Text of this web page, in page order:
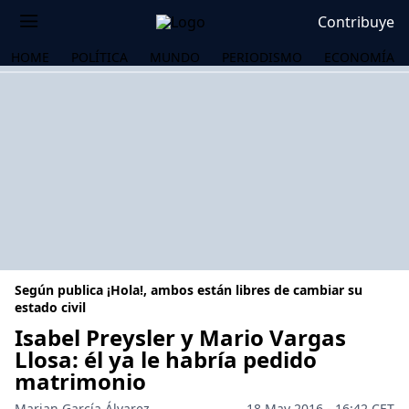
Contribuye
HOME POLÍTICA MUNDO PERIODISMO ECONOMÍA
Según publica ¡Hola!, ambos están libres de cambiar su
estado civil
Isabel Preysler y Mario Vargas
Llosa: él ya le habría pedido
matrimonio